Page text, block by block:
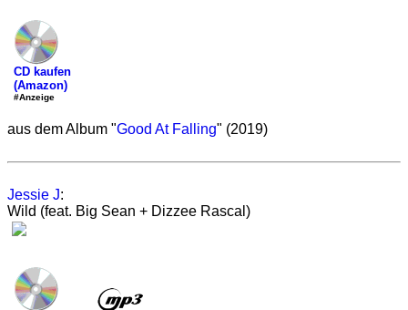
CD kaufen
(Amazon)
#Anzeige
aus dem Album "Good At Falling" (2019)
Jessie J:
Wild (feat. Big Sean + Dizzee Rascal)